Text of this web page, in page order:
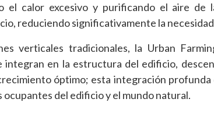
el calor excesivo y purificando el aire de
reduciendo significativamente la
verticales tradicionales, la Urban
integran en la estructura del edificio,
óptimo; esta integración
del edificio y el mundo natural.